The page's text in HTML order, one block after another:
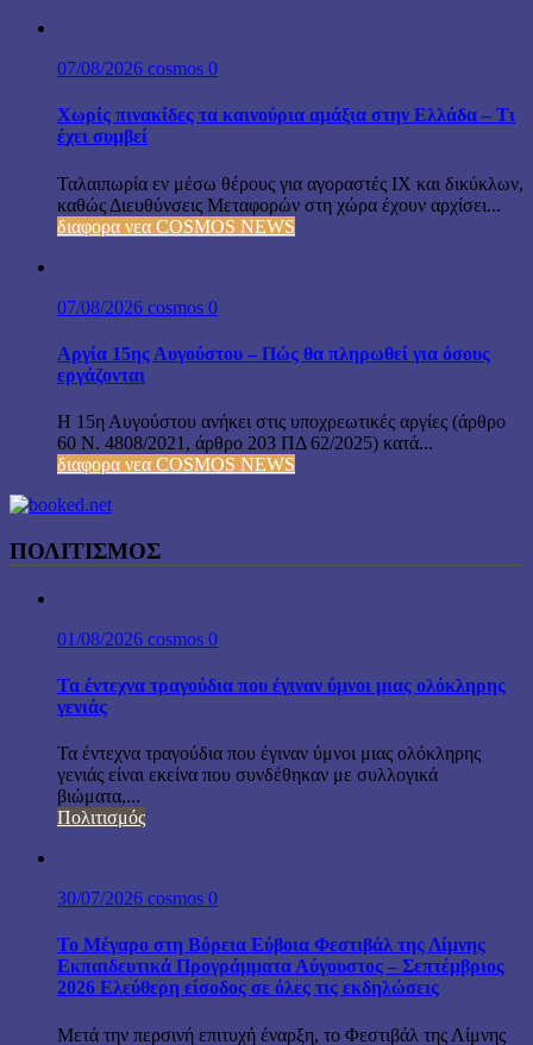
07/08/2026 cosmos 0
Χωρίς πινακίδες τα καινούρια αμάξια στην Ελλάδα – Τι
έχει συμβεί
Ταλαιπωρία εν μέσω θέρους για αγοραστές ΙΧ και δικύκλων,
καθώς Διευθύνσεις Μεταφορών στη χώρα έχουν αρχίσει...
διαφορα νεα COSMOS NEWS
07/08/2026 cosmos 0
Αργία 15ης Αυγούστου – Πώς θα πληρωθεί για όσους
εργάζονται
Η 15η Αυγούστου ανήκει στις υποχρεωτικές αργίες (άρθρο
60 Ν. 4808/2021, άρθρο 203 ΠΔ 62/2025) κατά...
διαφορα νεα COSMOS NEWS
ΠΟΛΙΤΙΣΜΟΣ
01/08/2026 cosmos 0
Τα έντεχνα τραγούδια που έγιναν ύμνοι μιας ολόκληρης
γενιάς
Τα έντεχνα τραγούδια που έγιναν ύμνοι μιας ολόκληρης
γενιάς είναι εκείνα που συνδέθηκαν με συλλογικά
βιώματα,...
Πολιτισμός
30/07/2026 cosmos 0
Το Μέγαρο στη Βόρεια Εύβοια Φεστιβάλ της Λίμνης
Εκπαιδευτικά Προγράμματα Αύγουστος – Σεπτέμβριος
2026 Ελεύθερη είσοδος σε όλες τις εκδηλώσεις
Μετά την περσινή επιτυχή έναρξη, το Φεστιβάλ της Λίμνης